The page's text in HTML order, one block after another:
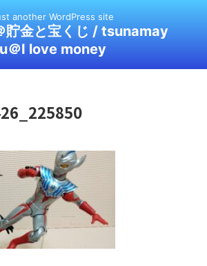
another WordPress site
貯金と宝くじ / tsunamay
u＠I love money